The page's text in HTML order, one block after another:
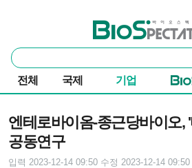
바이오스펙테이터
통
합
검
색
전체 국제 기업
엔테로바이옴-종근당바이오,
공동연구
입력 2023-12-14 09:50 수정 2023-12-14 09:50